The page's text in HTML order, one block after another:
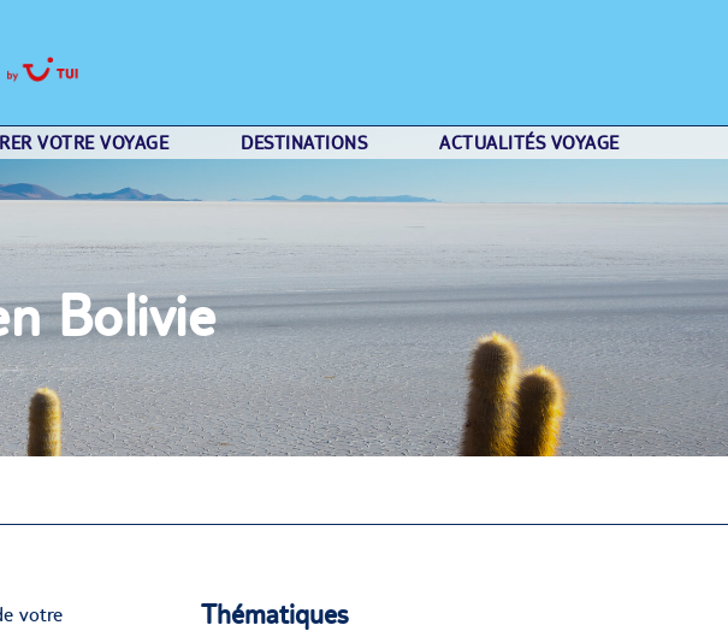
VOTRE VOYAGE DESTINATIONS ACTUALITÉS VOYAGE
Bolivie
votre
Thématiques